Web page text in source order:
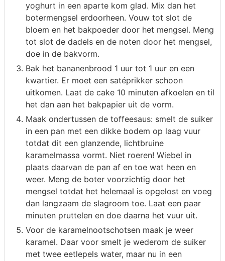
yoghurt in een aparte kom glad. Mix dan het
botermengsel erdoorheen. Vouw tot slot de
bloem en het bakpoeder door het mengsel. Meng
tot slot de dadels en de noten door het mengsel,
doe in de bakvorm.
Bak het bananenbrood 1 uur tot 1 uur en een
kwartier. Er moet een satéprikker schoon
uitkomen. Laat de cake 10 minuten afkoelen en til
het dan aan het bakpapier uit de vorm.
Maak ondertussen de toffeesaus: smelt de suiker
in een pan met een dikke bodem op laag vuur
totdat dit een glanzende, lichtbruine
karamelmassa vormt. Niet roeren! Wiebel in
plaats daarvan de pan af en toe wat heen en
weer. Meng de boter voorzichtig door het
mengsel totdat het helemaal is opgelost en voeg
dan langzaam de slagroom toe. Laat een paar
minuten pruttelen en doe daarna het vuur uit.
Voor de karamelnootschotsen maak je weer
karamel. Daar voor smelt je wederom de suiker
met twee eetlepels water, maar nu in een